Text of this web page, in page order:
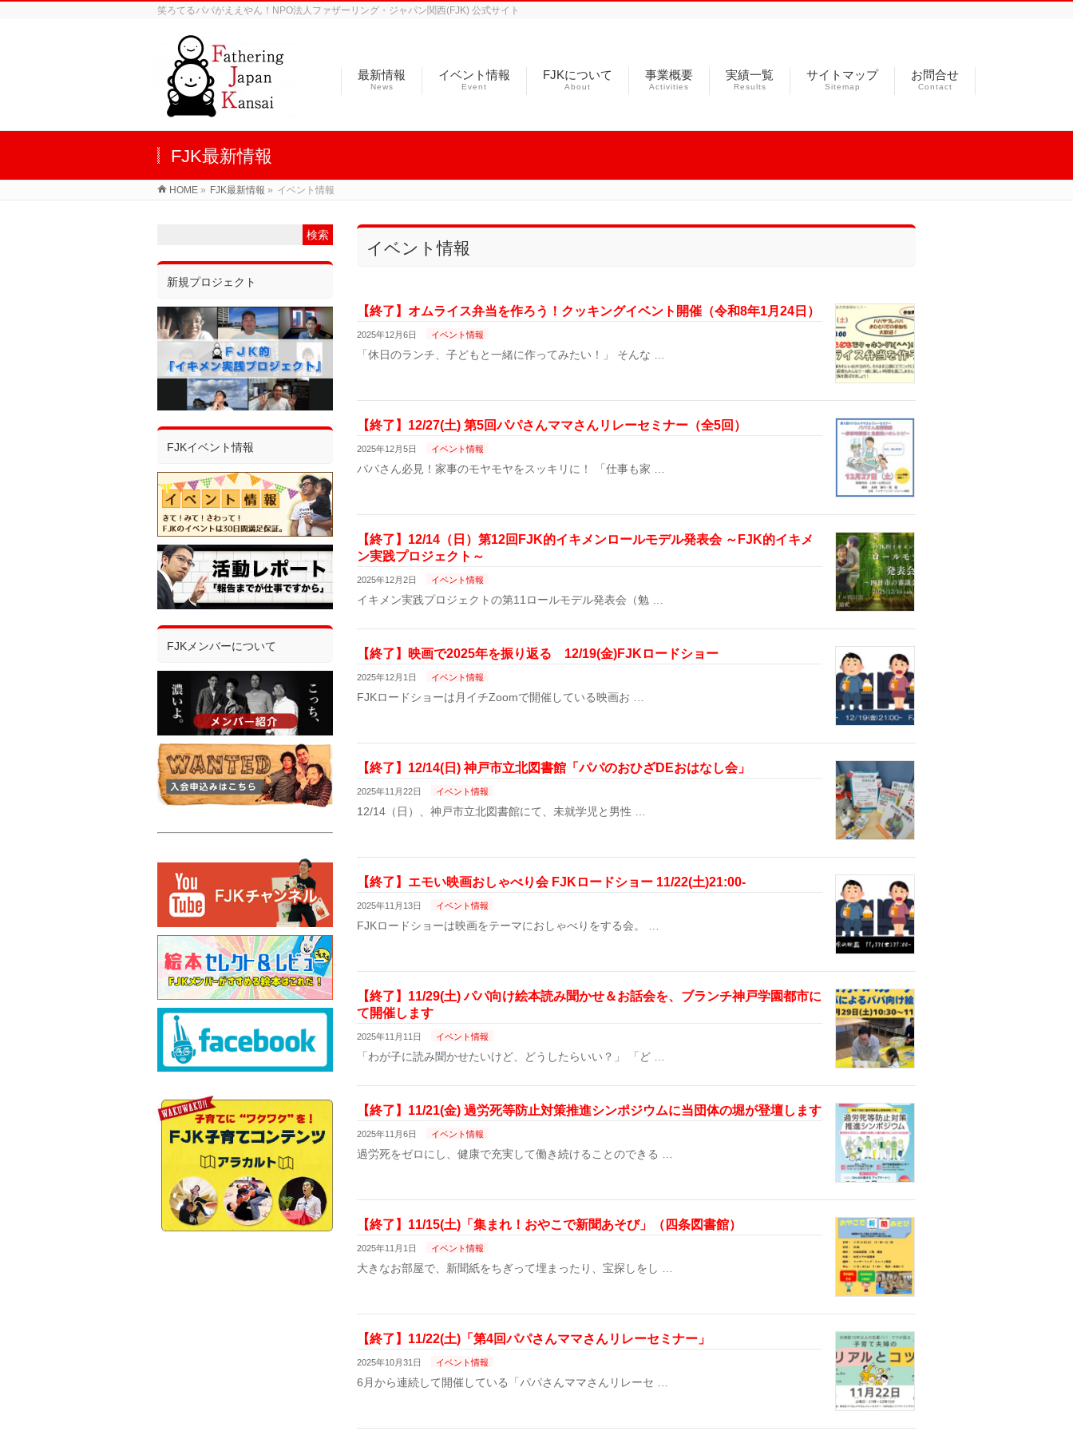
笑ろてるパパがええやん！NPO法人ファザーリング・ジャパン関西(FJK) 公式サイト
最新情報
News
イベント情報
Event
FJKについて
About
事業概要
Activities
実績一覧
Results
サイトマップ
Sitemap
お問合せ
Contact
FJK最新情報
HOME » FJK最新情報 » イベント情報
イベント情報
【終了】オムライス弁当を作ろう！クッキングイベント開催（令和8年1月24日）
2025年12月6日 イベント情報
「休日のランチ、子どもと一緒に作ってみたい！」 そんな …
【終了】12/27(土) 第5回パパさんママさんリレーセミナー（全5回）
2025年12月5日 イベント情報
パパさん必見！家事のモヤモヤをスッキリに！ 「仕事も家 …
【終了】12/14（日）第12回FJK的イキメンロールモデル発表会 ～FJK的イキメ
ン実践プロジェクト～
2025年12月2日 イベント情報
イキメン実践プロジェクトの第11ロールモデル発表会（勉 …
【終了】映画で2025年を振り返る 12/19(金)FJKロードショー
2025年12月1日 イベント情報
FJKロードショーは月イチZoomで開催している映画お …
【終了】12/14(日) 神戸市立北図書館「パパのおひざDEおはなし会」
2025年11月22日 イベント情報
12/14（日）、神戸市立北図書館にて、未就学児と男性 …
【終了】エモい映画おしゃべり会 FJKロードショー 11/22(土)21:00-
2025年11月13日 イベント情報
FJKロードショーは映画をテーマにおしゃべりをする会。 …
【終了】11/29(土) パパ向け絵本読み聞かせ＆お話会を、ブランチ神戸学園都市に
て開催します
2025年11月11日 イベント情報
「わが子に読み聞かせたいけど、どうしたらいい？」 「ど …
【終了】11/21(金) 過労死等防止対策推進シンポジウムに当団体の堀が登壇します
2025年11月6日 イベント情報
過労死をゼロにし、健康で充実して働き続けることのできる …
【終了】11/15(土)「集まれ！おやこで新聞あそび」（四条図書館）
2025年11月1日 イベント情報
大きなお部屋で、新聞紙をちぎって埋まったり、宝探しをし …
【終了】11/22(土)「第4回パパさんママさんリレーセミナー」
2025年10月31日 イベント情報
6月から連続して開催している「パパさんママさんリレーセ …
新規プロジェクト
FJKイベント情報
FJKメンバーについて